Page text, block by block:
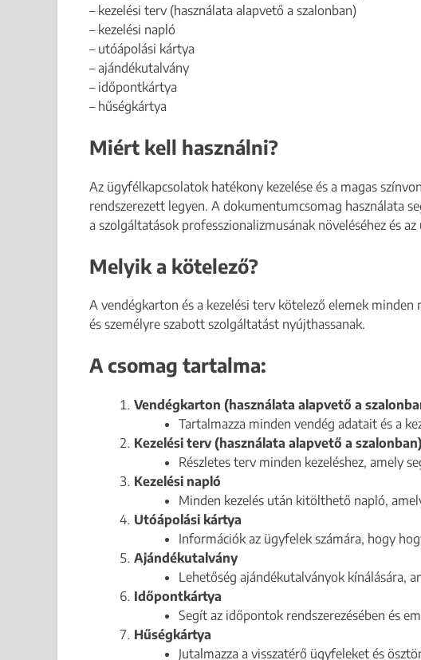
– kezelési terv (használata alapvető a szalonban)
– kezelési napló
– utóápolási kártya
– ajándékutalvány
– időpontkártya
– hűségkártya
Miért kell használni?
Az ügyfélkapcsolatok hatékony kezelése és a magas
rendszerezett legyen. A dokumentumcsomag használata
a szolgáltatások professzionalizmusának növeléséhez és
Melyik a kötelező?
A vendégkarton és a kezelési terv kötelező elemek
és személyre szabott szolgáltatást nyújthassanak.
A csomag tartalma:
Vendégkarton (használata alapvető a
Tartalmazza minden vendég adatait és a
Kezelési terv (használata alapvető a szalonban)
Részletes terv minden kezeléshez, amely
Kezelési napló
Minden kezelés után kitölthető napló,
Utóápolási kártya
Információk az ügyfelek számára, hogy
Ajándékutalvány
Lehetőség ajándékutalványok kínálására,
Időpontkártya
Segít az időpontok rendszerezésében és
Hűségkártya
Jutalmazza a visszatérő ügyfeleket és